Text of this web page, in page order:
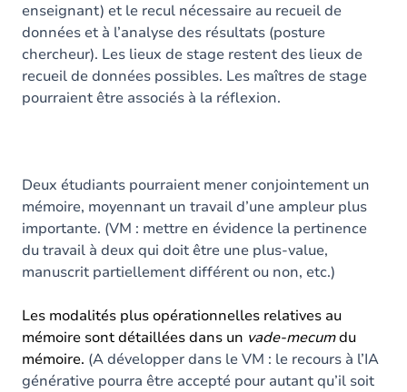
enseignant) et le recul nécessaire au recueil de
données et à l’analyse des résultats (posture
chercheur). Les lieux de stage restent des lieux de
recueil de données possibles. Les maîtres de stage
pourraient être associés à la réflexion.
Deux étudiants pourraient mener conjointement un
mémoire, moyennant un travail d’une ampleur plus
importante. (VM : mettre en évidence la pertinence
du travail à deux qui doit être une plus-value,
manuscrit partiellement différent ou non, etc.)
Les modalités plus opérationnelles relatives au
mémoire sont détaillées dans un vade-mecumdu
mémoire. (A développer dans le VM : le recours à l’IA
générative pourra être accepté pour autant qu’il soit